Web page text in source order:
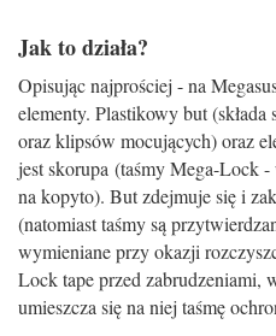
Jak to działa?
Opisując najprościej - na
elementy. Plastikowy but
oraz klipsów mocujących) oraz
jest skorupa (taśmy Mega-Lock
na kopyto). But zdejmuje się i
(natomiast taśmy są
wymieniane przy okazji
Lock tape przed zabrudzeniami,
umieszcza się na niej taśmę